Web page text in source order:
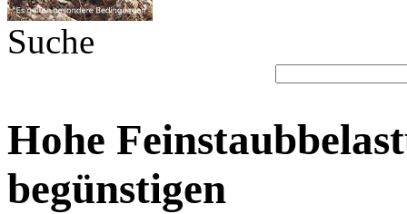
Suche
Hohe
begünstigen